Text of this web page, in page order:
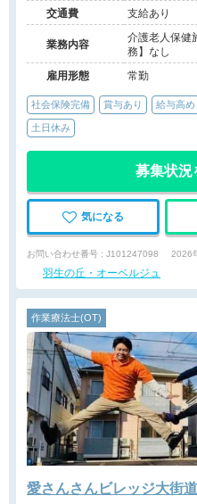
交通費
支給あり
業務内容
介護老人保健
務】なし
雇用形態
常勤
社会保険完備 賞与あり 給与高め
土日休み
募集状況
気になる
お問い合わせ番号 : J101247098 2026
羽生の丘・オーベルジュ
作業療法士(OT)
愛さんさんビレッジ大街